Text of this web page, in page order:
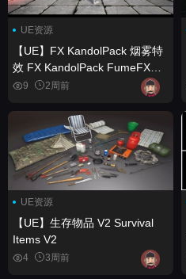
UE资源
【UE】FX KandolPack 烟雾特
效 FX KandolPack FumeFX
Effects
9 2周前
UE资源
【UE】生存物品 V2 Survival
Items V2
4 3周前